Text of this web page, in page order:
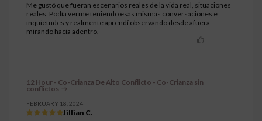
Me gustó que fueran escenarios reales de la vida real, situaciones
reales. Podía verme teniendo esas mismas conversaciones e
inquietudes y realmente aprendí observando desde afuera
mirando hacia adentro.
12 Hour - Co-Crianza De Alto Conflicto - Co-Crianza sin
conflictos
FEBRUARY 18, 2024
Jillian C.